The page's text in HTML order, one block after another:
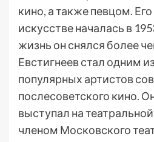
кино, а также певцом.
искусстве началась в
жизнь он снялся более
Евстигнеев стал одним
популярных артистов
послесоветского кино.
выступал на
членом Московского